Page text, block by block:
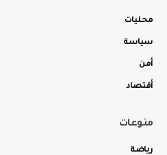
محليات
سياسة
أمن
أقتصاد
منوعات
رياضة